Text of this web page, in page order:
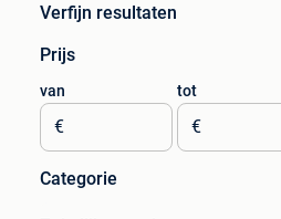
Verfijn resultaten
Prijs
van
€
tot
€
Categorie